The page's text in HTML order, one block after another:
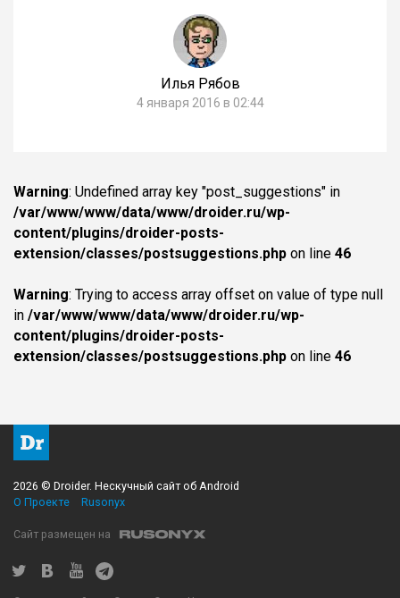
Илья Рябов
4 января 2016 в 02:44
Warning: Undefined array key "post_suggestions" in
/var/www/www/data/www/droider.ru/wp-
content/plugins/droider-posts-
extension/classes/postsuggestions.php on line 46
Warning: Trying to access array offset on value of type null
in /var/www/www/data/www/droider.ru/wp-
content/plugins/droider-posts-
extension/classes/postsuggestions.php on line 46
2026 © Droider. Нескучный сайт об Android
О Проекте
Rusonyx
Сайт размещен на